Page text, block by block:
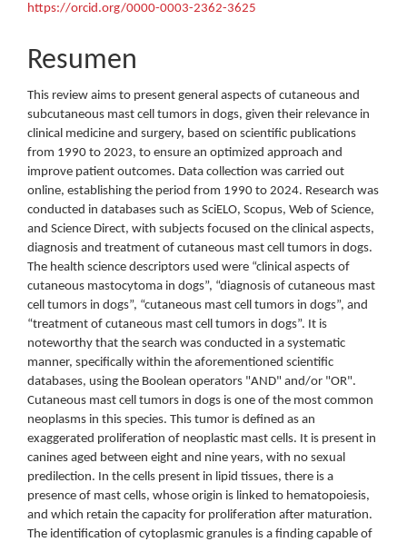
https://orcid.org/0000-0003-2362-3625
Resumen
This review aims to present general aspects of cutaneous and
subcutaneous mast cell tumors in dogs, given their relevance in
clinical medicine and surgery, based on scientific publications
from 1990 to 2023, to ensure an optimized approach and
improve patient outcomes. Data collection was carried out
online, establishing the period from 1990 to 2024. Research was
conducted in databases such as SciELO, Scopus, Web of Science,
and Science Direct, with subjects focused on the clinical aspects,
diagnosis and treatment of cutaneous mast cell tumors in dogs.
The health science descriptors used were “clinical aspects of
cutaneous mastocytoma in dogs”, “diagnosis of cutaneous mast
cell tumors in dogs”, “cutaneous mast cell tumors in dogs”, and
“treatment of cutaneous mast cell tumors in dogs”. It is
noteworthy that the search was conducted in a systematic
manner, specifically within the aforementioned scientific
databases, using the Boolean operators "AND" and/or "OR".
Cutaneous mast cell tumors in dogs is one of the most common
neoplasms in this species. This tumor is defined as an
exaggerated proliferation of neoplastic mast cells. It is present in
canines aged between eight and nine years, with no sexual
predilection. In the cells present in lipid tissues, there is a
presence of mast cells, whose origin is linked to hematopoiesis,
and which retain the capacity for proliferation after maturation.
The identification of cytoplasmic granules is a finding capable of